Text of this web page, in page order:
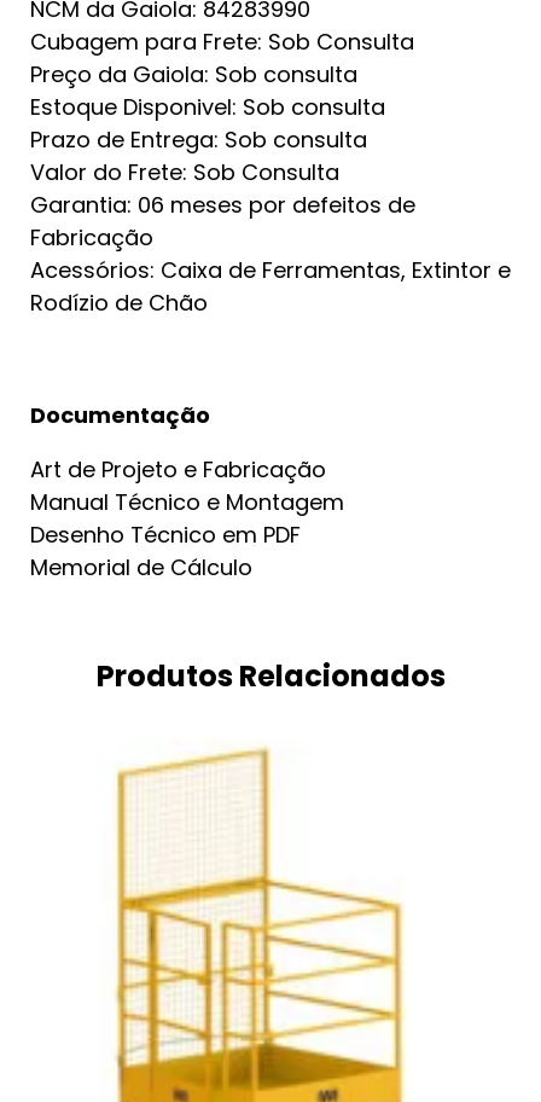
NCM da Gaiola: 84283990
Cubagem para Frete: Sob Consulta
Preço da Gaiola: Sob consulta
Estoque Disponivel: Sob consulta
Prazo de Entrega: Sob consulta
Valor do Frete: Sob Consulta
Garantia: 06 meses por defeitos de
Fabricação
Acessórios: Caixa de Ferramentas, Extintor e
Rodízio de Chão
Documentação
Art de Projeto e Fabricação
Manual Técnico e Montagem
Desenho Técnico em PDF
Memorial de Cálculo
Produtos Relacionados